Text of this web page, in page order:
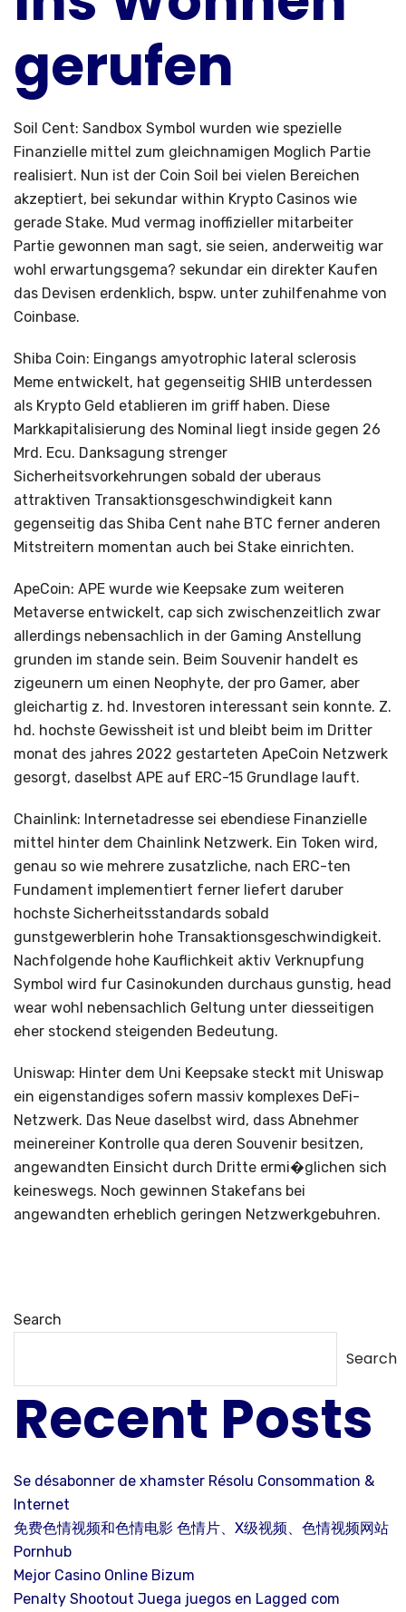
gerufen
Soil Cent: Sandbox Symbol wurden wie spezielle
Finanzielle mittel zum gleichnamigen Moglich Partie
realisiert. Nun ist der Coin Soil bei vielen Bereichen
akzeptiert, bei sekundar within Krypto Casinos wie
gerade Stake. Mud vermag inoffizieller mitarbeiter
Partie gewonnen man sagt, sie seien, anderweitig war
wohl erwartungsgema? sekundar ein direkter Kaufen
das Devisen erdenklich, bspw. unter zuhilfenahme von
Coinbase.
Shiba Coin: Eingangs amyotrophic lateral sclerosis
Meme entwickelt, hat gegenseitig SHIB unterdessen
als Krypto Geld etablieren im griff haben. Diese
Markkapitalisierung des Nominal liegt inside gegen 26
Mrd. Ecu. Danksagung strenger
Sicherheitsvorkehrungen sobald der uberaus
attraktiven Transaktionsgeschwindigkeit kann
gegenseitig das Shiba Cent nahe BTC ferner anderen
Mitstreitern momentan auch bei Stake einrichten.
ApeCoin: APE wurde wie Keepsake zum weiteren
Metaverse entwickelt, cap sich zwischenzeitlich zwar
allerdings nebensachlich in der Gaming Anstellung
grunden im stande sein. Beim Souvenir handelt es
zigeunern um einen Neophyte, der pro Gamer, aber
gleichartig z. hd. Investoren interessant sein konnte. Z.
hd. hochste Gewissheit ist und bleibt beim im Dritter
monat des jahres 2022 gestarteten ApeCoin Netzwerk
gesorgt, daselbst APE auf ERC-15 Grundlage lauft.
Chainlink: Internetadresse sei ebendiese Finanzielle
mittel hinter dem Chainlink Netzwerk. Ein Token wird,
genau so wie mehrere zusatzliche, nach ERC-ten
Fundament implementiert ferner liefert daruber
hochste Sicherheitsstandards sobald
gunstgewerblerin hohe Transaktionsgeschwindigkeit.
Nachfolgende hohe Kauflichkeit aktiv Verknupfung
Symbol wird fur Casinokunden durchaus gunstig, head
wear wohl nebensachlich Geltung unter diesseitigen
eher stockend steigenden Bedeutung.
Uniswap: Hinter dem Uni Keepsake steckt mit Uniswap
ein eigenstandiges sofern massiv komplexes DeFi-
Netzwerk. Das Neue daselbst wird, dass Abnehmer
meinereiner Kontrolle qua deren Souvenir besitzen,
angewandten Einsicht durch Dritte ermi�glichen sich
keineswegs. Noch gewinnen Stakefans bei
angewandten erheblich geringen Netzwerkgebuhren.
Search
Search
Recent Posts
Se désabonner de xhamster Résolu Consommation &
Internet
免费色情视频和色情电影 色情片、X级视频、色情视频网站
Pornhub
Mejor Casino Online Bizum
Penalty Shootout Juega juegos en Lagged com